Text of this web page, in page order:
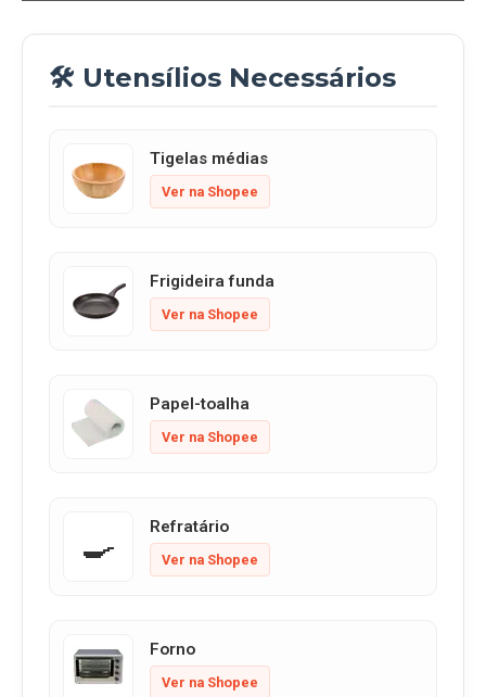
🛠️ Utensílios Necessários
Tigelas médias
Ver na Shopee
Frigideira funda
Ver na Shopee
Papel-toalha
Ver na Shopee
🍳 Refratário
Ver na Shopee
Forno
Ver na Shopee